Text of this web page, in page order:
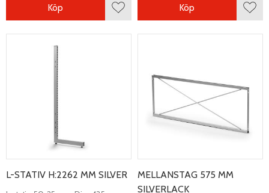
Lägg till i favoriter
Köp Köp
L-STATIV H:2262 MM SILVER
MELLANSTAG 575 MM
SILVERLACK